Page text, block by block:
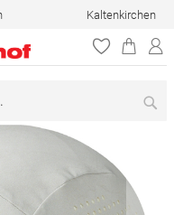
Kaltenkirchen